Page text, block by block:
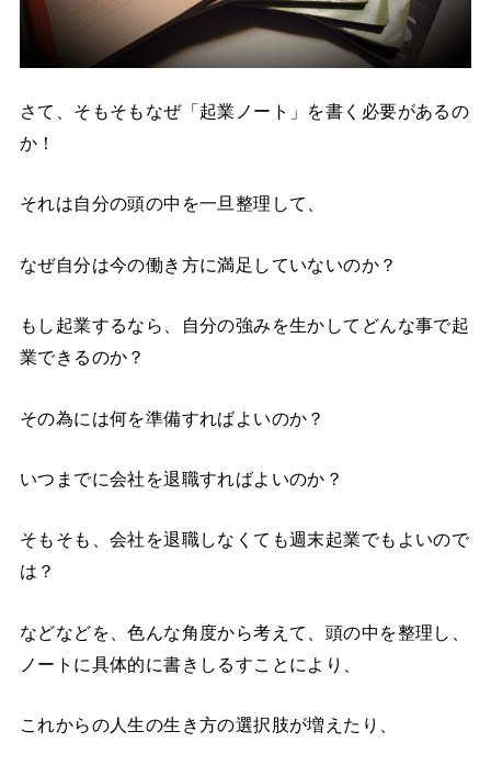
さて、そもそもなぜ「起業ノート」を書く必要があるの
か！
それは自分の頭の中を一旦整理して、
なぜ自分は今の働き方に満足していないのか？
もし起業するなら、自分の強みを生かしてどんな事で起
業できるのか？
その為には何を準備すればよいのか？
いつまでに会社を退職すればよいのか？
そもそも、会社を退職しなくても週末起業でもよいので
は？
などなどを、色んな角度から考えて、頭の中を整理し、
ノートに具体的に書きしるすことにより、
これからの人生の生き方の選択肢が増えたり、